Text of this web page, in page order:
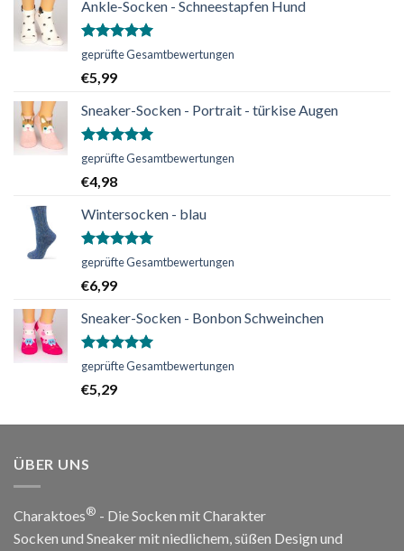
Ankle-Socken - Schneestapfen Hund
Bewertet
von 5
geprüfte Gesamtbewertungen
€5,99
Sneaker-Socken - Portrait - türkise Augen
Bewertet
von 5
geprüfte Gesamtbewertungen
€4,98
Wintersocken - blau
Bewertet
von 5
geprüfte Gesamtbewertungen
€6,99
Sneaker-Socken - Bonbon Schweinchen
Bewertet
von 5
geprüfte Gesamtbewertungen
€5,29
ÜBER UNS
Charaktoes® - Die Socken mit Charakter
Socken und Sneaker mit niedlichem, süßen Design und